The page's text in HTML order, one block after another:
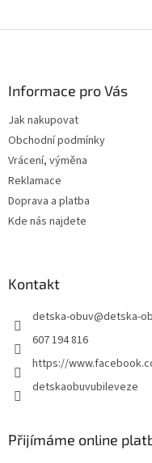
Informace pro Vás
Jak nakupovat
Obchodní podmínky
Vrácení, výměna
Reklamace
Doprava a platba
Kde nás najdete
Kontakt
detska-obuv@detska-
607 194 816
https://
detskaobuvubileveze
Přijímáme online